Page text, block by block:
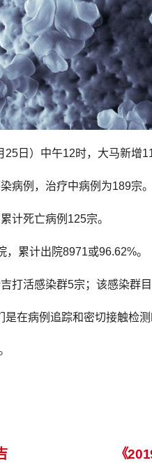
日）中午12时，大马新增
病例，治疗中病例为189宗。
计死亡病例125宗。
累计出院8971或96.62%。
打活感染群5宗；该感染群目
在病例追踪和密切接触检测
《